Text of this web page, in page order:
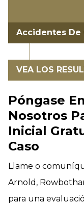
Accidentes De
VEA LOS
Póngase
Nosotros
Inicial
Caso
Llame o
Arnold,
para una